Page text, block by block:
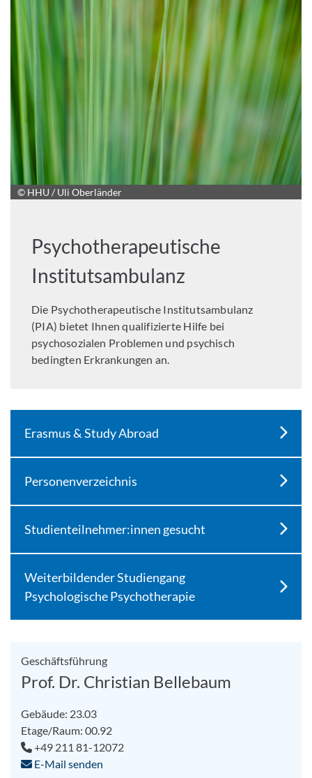
© HHU / Uli Oberländer
Psychotherapeutische
Institutsambulanz
Die Psychotherapeutische Institutsambulanz
(PIA) bietet Ihnen qualifizierte Hilfe bei
psychosozialen Problemen und psychisch
bedingten Erkrankungen an.
Erasmus & Study Abroad
Personenverzeichnis
Studienteilnehmer:innen gesucht
Weiterbildender Studiengang
Psychologische Psychotherapie
Geschäftsführung
Prof. Dr. Christian Bellebaum
Gebäude: 23.03
Etage/Raum: 00.92
+49 211 81-12072
E-Mail senden